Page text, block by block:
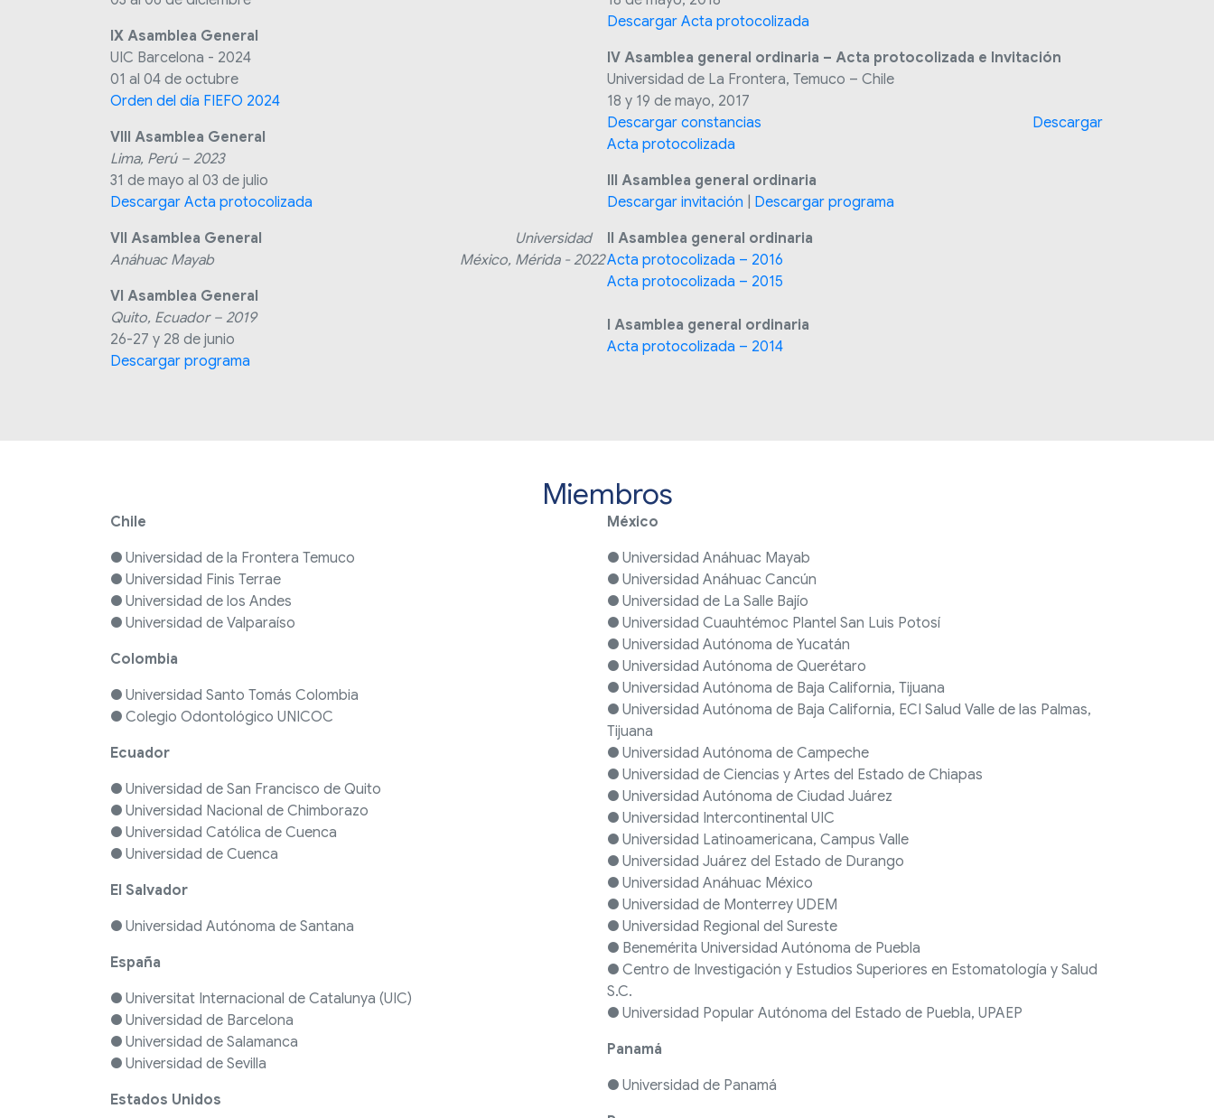
IX Asamblea General
UIC Barcelona - 2024
01 al 04 de octubre
Orden del día FIEFO 2024
VIII Asamblea General
Lima, Perú – 2023
31 de mayo al 03 de julio
Descargar Acta protocolizada
VII Asamblea General Universidad
Anáhuac Mayab México, Mérida - 2022
VI Asamblea General
Quito, Ecuador – 2019
26-27 y 28 de junio
Descargar programa
Descargar Acta protocolizada
IV Asamblea general ordinaria – Acta protocolizada e Invitación
Universidad de La Frontera, Temuco – Chile
18 y 19 de mayo, 2017
Descargar constancias Descargar
Acta protocolizada
III Asamblea general ordinaria
Descargar invitación
Descargar programa
II Asamblea general ordinaria
Acta protocolizada – 2016
Acta protocolizada – 2015
I Asamblea general ordinaria
Acta protocolizada – 2014
Miembros
Chile
● Universidad de la Frontera Temuco
● Universidad Finis Terrae
● Universidad de los Andes
● Universidad de Valparaíso
Colombia
● Universidad Santo Tomás Colombia
● Colegio Odontológico UNICOC
Ecuador
● Universidad de San Francisco de Quito
● Universidad Nacional de Chimborazo
● Universidad Católica de Cuenca
● Universidad de Cuenca
El Salvador
● Universidad Autónoma de Santana
España
● Universitat Internacional de Catalunya (UIC)
● Universidad de Barcelona
● Universidad de Salamanca
● Universidad de Sevilla
Estados Unidos
México
● Universidad Anáhuac Mayab
● Universidad Anáhuac Cancún
● Universidad de La Salle Bajío
● Universidad Cuauhtémoc Plantel San Luis Potosí
● Universidad Autónoma de Yucatán
● Universidad Autónoma de Querétaro
● Universidad Autónoma de Baja California, Tijuana
● Universidad Autónoma de Baja California, ECI Salud Valle de las Palmas,
Tijuana
● Universidad Autónoma de Campeche
● Universidad de Ciencias y Artes del Estado de Chiapas
● Universidad Autónoma de Ciudad Juárez
● Universidad Intercontinental UIC
● Universidad Latinoamericana, Campus Valle
● Universidad Juárez del Estado de Durango
● Universidad Anáhuac México
● Universidad de Monterrey UDEM
● Universidad Regional del Sureste
● Benemérita Universidad Autónoma de Puebla
● Centro de Investigación y Estudios Superiores en Estomatología y Salud
S.C.
● Universidad Popular Autónoma del Estado de Puebla, UPAEP
Panamá
● Universidad de Panamá